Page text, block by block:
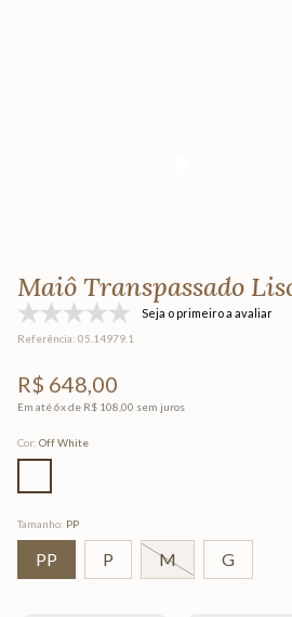
Maiô Transpassado
Seja o primeiro a avaliar
Referência: 05.14979.1
R$ 648 00
Em até6x de R$ 108 00 sem juros
Cor: Off White
Tamanho: PP
PP P M G